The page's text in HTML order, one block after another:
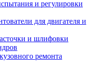
и регулировки
для двигателя и
и шлифовки
ремонта